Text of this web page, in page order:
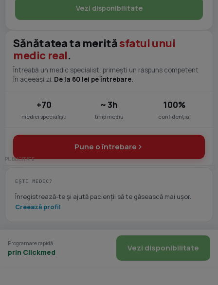
Vezi disponibilitate
Sănătatea ta merităsfatul unui
medic real.
Întreabă un medic specialist, primești un răspuns competent
în aceeași zi. De la 60 lei pe întrebare.
+70
medici specialiști
~ 3h
timp mediu
100%
confidențial
Pune o întrebare
EȘTI MEDIC?
Înregistrează-te și ajută pacienții să te găsească mai ușor.
Creează profil
Programare rapidă
prin Clickmed Vezi disponibilitate